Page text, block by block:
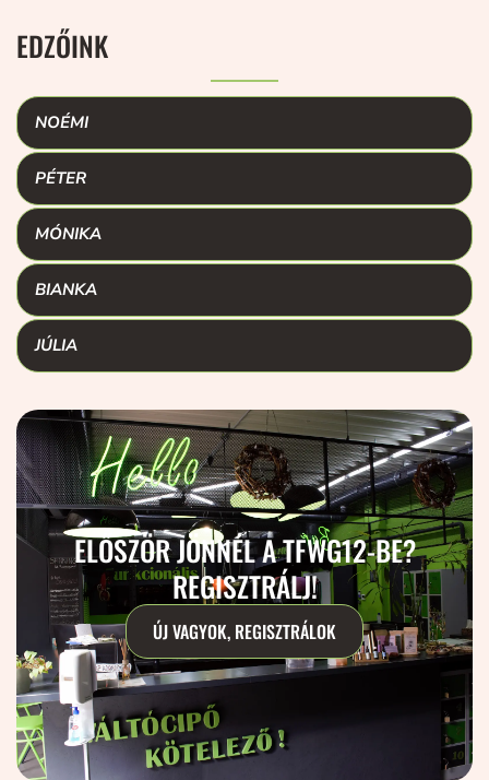
ELŐSZÖR JÖNNÉL A TFWG12-BE?
REGISZTRÁLJ!
ÚJ VAGYOK, REGISZTRÁLOK
EDZŐINK
NOÉMI
PÉTER
MÓNIKA
BIANKA
JÚLIA